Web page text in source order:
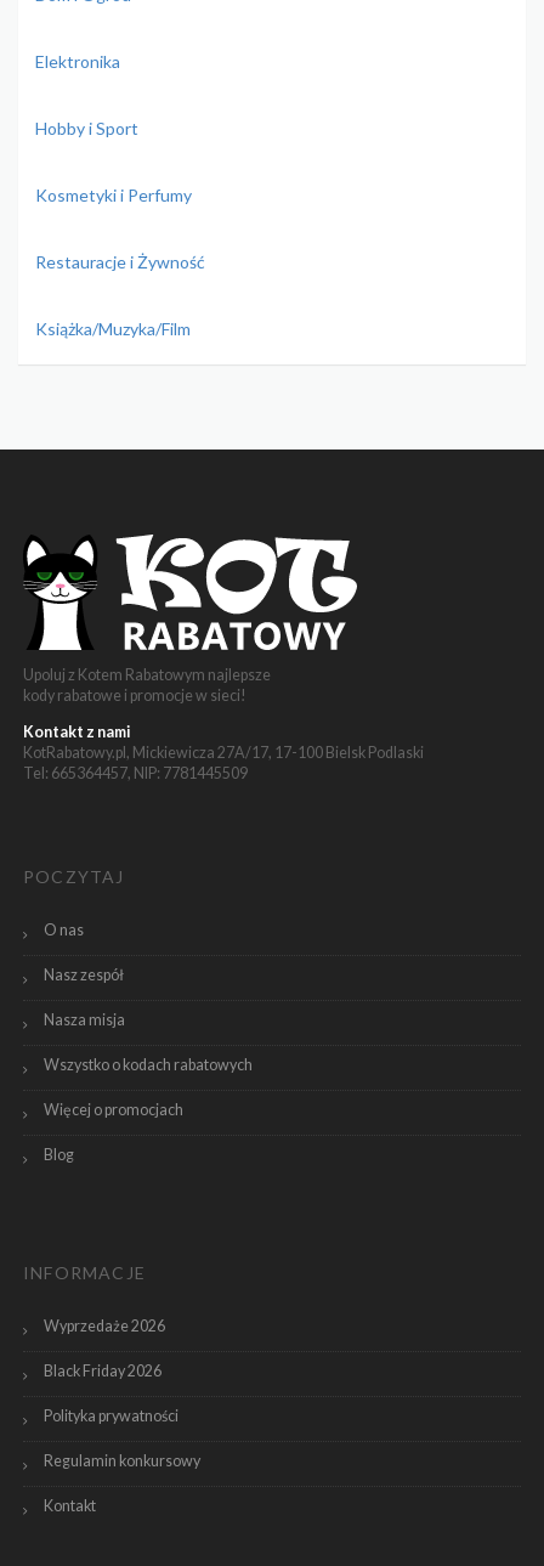
Elektronika
Hobby i Sport
Kosmetyki i Perfumy
Restauracje i Żywność
Książka/Muzyka/Film
Upoluj z Kotem Rabatowym najlepsze
kody rabatowe i promocje w sieci!
Kontakt z nami
KotRabatowy.pl, Mickiewicza 27A/17, 17-100 Bielsk Podlaski
Tel: 665364457, NIP: 7781445509
POCZYTAJ
O nas
Nasz zespół
Nasza misja
Wszystko o kodach rabatowych
Więcej o promocjach
Blog
INFORMACJE
Wyprzedaże 2026
Black Friday 2026
Polityka prywatności
Regulamin konkursowy
Kontakt